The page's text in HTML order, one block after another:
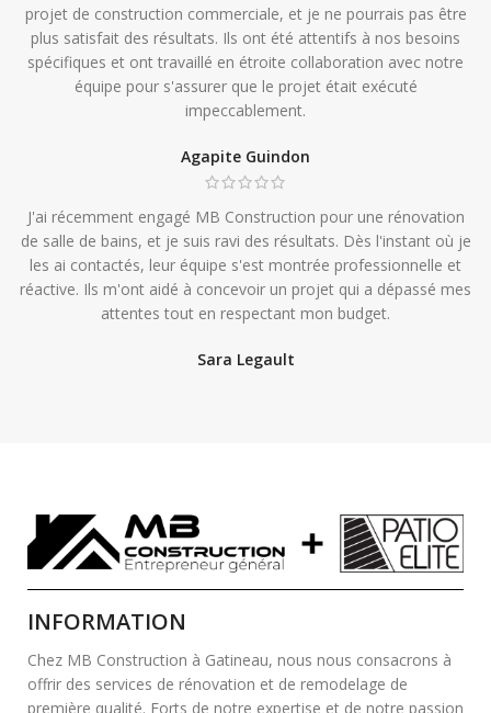
projet de construction commerciale, et je ne pourrais pas être
plus satisfait des résultats. Ils ont été attentifs à nos besoins
spécifiques et ont travaillé en étroite collaboration avec notre
équipe pour s'assurer que le projet était exécuté
impeccablement.
Agapite Guindon
J'ai récemment engagé MB Construction pour une rénovation
de salle de bains, et je suis ravi des résultats. Dès l'instant où je
les ai contactés, leur équipe s'est montrée professionnelle et
réactive. Ils m'ont aidé à concevoir un projet qui a dépassé mes
attentes tout en respectant mon budget.
Sara Legault
INFORMATION
Chez MB Construction à Gatineau, nous nous consacrons à
offrir des services de rénovation et de remodelage de
première qualité. Forts de notre expertise et de notre passion